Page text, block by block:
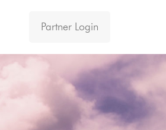
Partner Login